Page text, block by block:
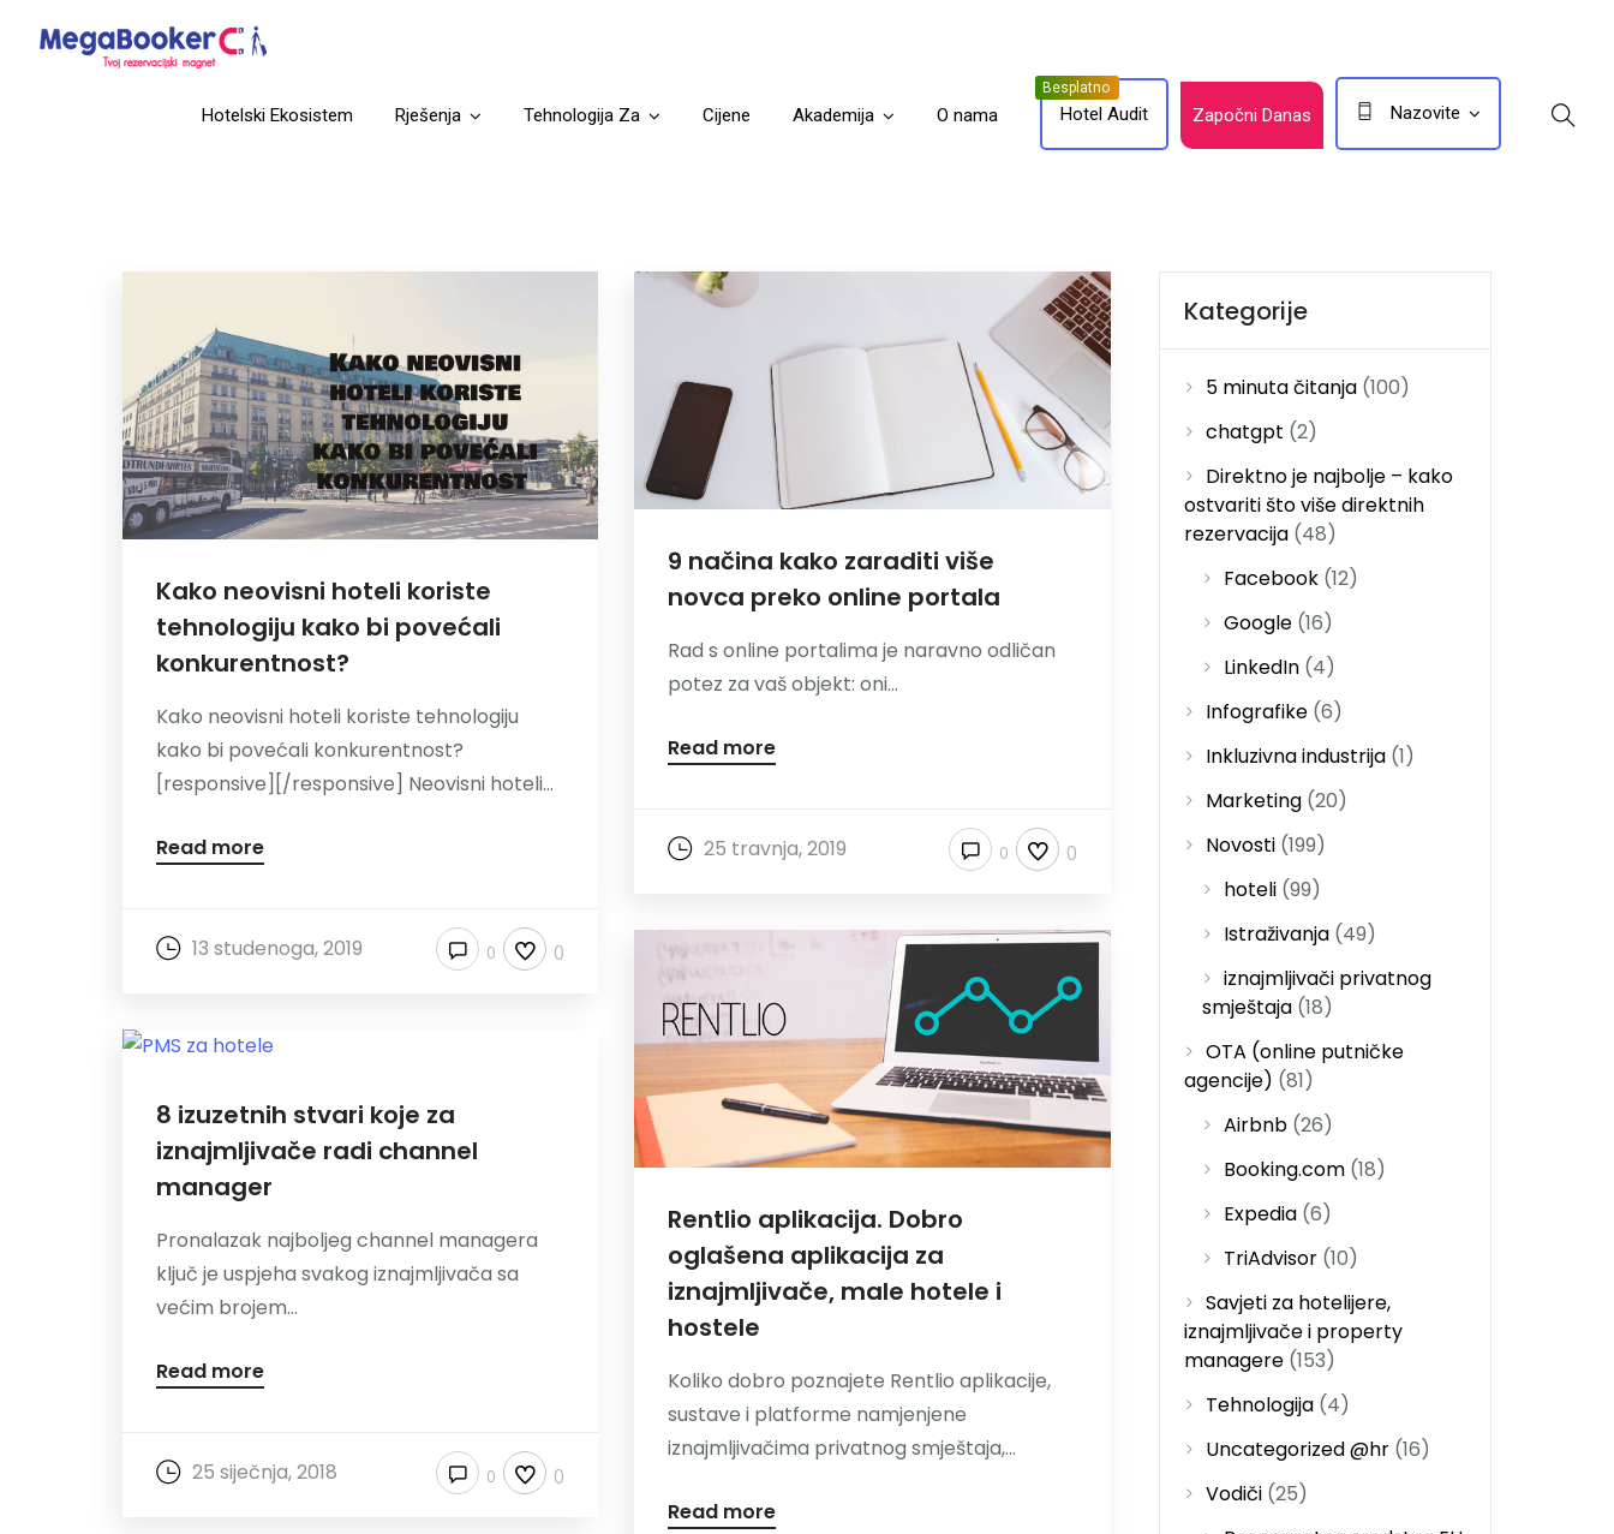
Hotelski Ekosistem Rješenja Tehnologija Za Cijene Akademija O nama Hotel Audit Započni Danas Nazovite
Kako neovisni hoteli koriste
tehnologiju kako bi povećali
konkurentnost?
Kako neovisni hoteli koriste tehnologiju
kako bi povećali konkurentnost?
[responsive][/responsive] Neovisni hoteli...
Read more
13 studenoga, 2019 0
0
9 načina kako zaraditi više
novca preko online portala
Rad s online portalima je naravno odličan
potez za vaš objekt: oni...
Read more
25 travnja, 2019 0
0
Rentlio aplikacija. Dobro
oglašena aplikacija za
iznajmljivače, male hotele i
hostele
Koliko dobro poznajete Rentlio aplikacije,
sustave i platforme namjenjene
iznajmljivačima privatnog smještaja,...
Read more
8 izuzetnih stvari koje za
iznajmljivače radi channel
manager
Pronalazak najboljeg channel managera
ključ je uspjeha svakog iznajmljivača sa
većim brojem...
Read more
25 siječnja, 2018 0
0
Kategorije
5 minuta čitanja(100)
chatgpt (2)
Direktno je najbolje – kako
ostvariti što više direktnih
rezervacija(48)
Facebook(12)
Google(16)
LinkedIn(4)
Infografike(6)
Inkluzivna industrija(1)
Marketing(20)
Novosti(199)
hoteli(99)
Istraživanja(49)
iznajmljivači privatnog
smještaja(18)
OTA (online putničke
agencije) (81)
Airbnb(26)
Booking.com(18)
Expedia(6)
TriAdvisor(10)
Savjeti za hotelijere,
iznajmljivače i property
managere(153)
Tehnologija(4)
Uncategorized @hr(16)
Vodiči(25)